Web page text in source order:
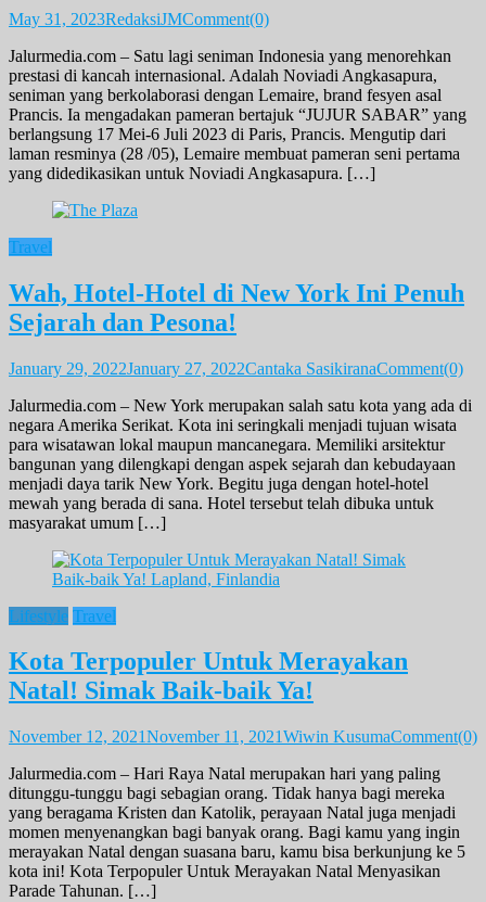
May 31, 2023RedaksiJMComment(0)
Jalurmedia.com – Satu lagi seniman Indonesia yang menorehkan
prestasi di kancah internasional. Adalah Noviadi Angkasapura,
seniman yang berkolaborasi dengan Lemaire, brand fesyen asal
Prancis. Ia mengadakan pameran bertajuk “JUJUR SABAR” yang
berlangsung 17 Mei-6 Juli 2023 di Paris, Prancis. Mengutip dari
laman resminya (28 /05), Lemaire membuat pameran seni pertama
yang didedikasikan untuk Noviadi Angkasapura. […]
Travel
Wah, Hotel-Hotel di New York Ini Penuh
Sejarah dan Pesona!
January 29, 2022January 27, 2022Cantaka SasikiranaComment(0)
Jalurmedia.com – New York merupakan salah satu kota yang ada di
negara Amerika Serikat. Kota ini seringkali menjadi tujuan wisata
para wisatawan lokal maupun mancanegara. Memiliki arsitektur
bangunan yang dilengkapi dengan aspek sejarah dan kebudayaan
menjadi daya tarik New York. Begitu juga dengan hotel-hotel
mewah yang berada di sana. Hotel tersebut telah dibuka untuk
masyarakat umum […]
Lifestyle Travel
Kota Terpopuler Untuk Merayakan
Natal! Simak Baik-baik Ya!
November 12, 2021November 11, 2021Wiwin KusumaComment(0)
Jalurmedia.com – Hari Raya Natal merupakan hari yang paling
ditunggu-tunggu bagi sebagian orang. Tidak hanya bagi mereka
yang beragama Kristen dan Katolik, perayaan Natal juga menjadi
momen menyenangkan bagi banyak orang. Bagi kamu yang ingin
merayakan Natal dengan suasana baru, kamu bisa berkunjung ke 5
kota ini! Kota Terpopuler Untuk Merayakan Natal Menyasikan
Parade Tahunan. […]